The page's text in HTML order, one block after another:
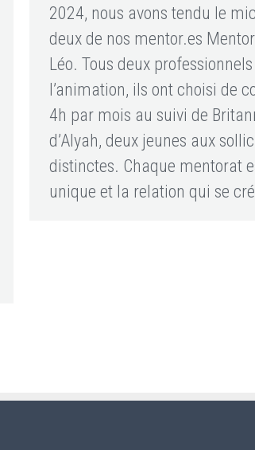
2024, nous avons tendu le
deux de nos mentor.es
Léo. Tous deux
l’animation, ils ont choisi de
4h par mois au suivi de
d’Alyah, deux jeunes aux
distinctes. Chaque mentorat
unique et la relation qui se